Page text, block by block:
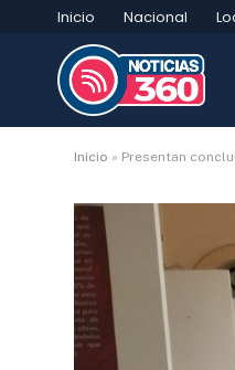
Inicio Nacional
Inicio » Presentan